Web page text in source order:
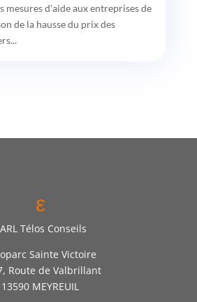
mesures d'aide aux entreprises de
de la hausse du prix des
ε
Télos Conseils
Sainte Victoire
Route de Valbrillant
13590 MEYREUIL